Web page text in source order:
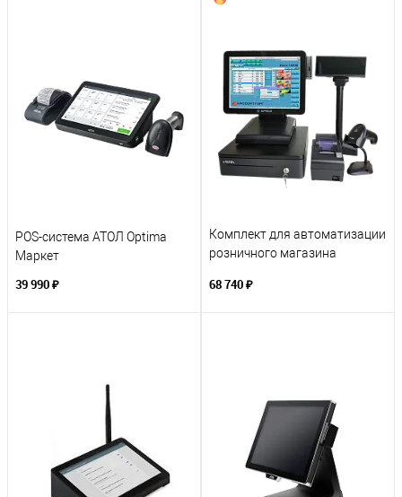
POS-система АТОЛ Optima
Маркет
39 990 ₽
Комплект для автоматизации
розничного магазина
68 740 ₽